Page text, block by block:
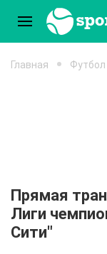
Главная Футбол
Прямая
Лиги
Сити"